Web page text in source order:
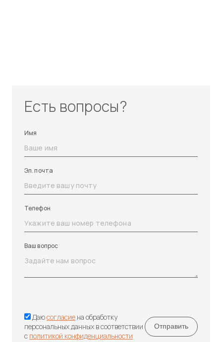
Есть вопросы?
Имя
Эл. почта
Телефон
Ваш вопрос
Даюсогласие на обработку
персональных данных в соответствии
с политикой конфиденциальности